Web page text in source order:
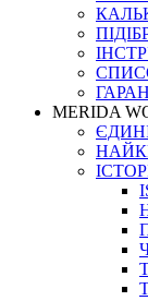
MERIDA